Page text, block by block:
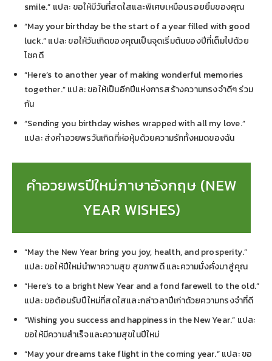
smile.” แปล: ขอให้มีวันที่สดใสและพิเศษเหมือนรอยยิ้มของคุณ
“May your birthday be the start of a year filled with good
luck.” แปล: ขอให้วันเกิดของคุณเป็นจุดเริ่มต้นของปีที่เต็มไปด้วย
โชคดี
“Here’s to another year of making wonderful memories
together.” แปล: ขอให้เป็นอีกปีแห่งการสร้างความทรงจำดีๆ ร่วม
กัน
“Sending you birthday wishes wrapped with all my love.”
แปล: ส่งคำอวยพรวันเกิดที่ห่อหุ้มด้วยความรักทั้งหมดของฉัน
คำอวยพรปีใหม่ภาษาอังกฤษ (NEW
YEAR WISHES)
“May the New Year bring you joy, health, and prosperity.”
แปล: ขอให้ปีใหม่นำพาความสุข สุขภาพดี และความมั่งคั่งมาสู่คุณ
“Here’s to a bright New Year and a fond farewell to the old.”
แปล: ขอต้อนรับปีใหม่ที่สดใสและกล่าวลาปีเก่าด้วยความทรงจำที่ดี
“Wishing you success and happiness in the New Year.” แปล:
ขอให้มีความสำเร็จและความสุขในปีใหม่
“May your dreams take flight in the coming year.” แปล: ขอ